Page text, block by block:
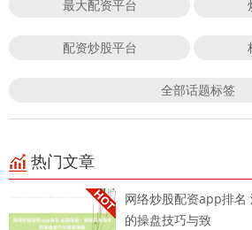
最大配资平台
配资炒股平台
全部话题标签
热门文章
网络炒股配资app排名
的操盘技巧与致